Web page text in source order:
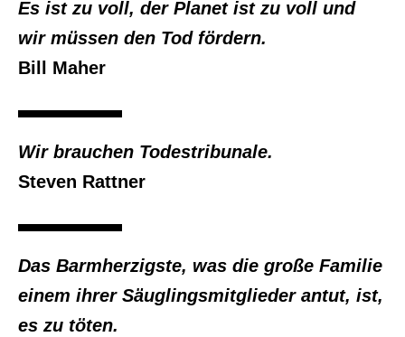
Es ist zu voll, der Planet ist zu voll und
wir müssen den Tod fördern.
Bill Maher
Wir brauchen Todestribunale.
Steven Rattner
Das Barmherzigste, was die große Familie
einem ihrer Säuglingsmitglieder antut, ist,
es zu töten.